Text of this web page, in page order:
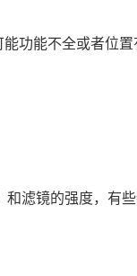
功能不全或者位
滤镜的强度，有